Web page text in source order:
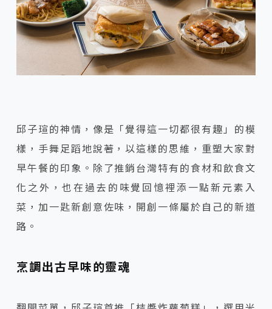
邱子瑄的神情，像是「覺得這一切都很有趣」的模
樣，手舞足蹈地說著，以這樣的思維，重塑大家對
早午餐的印象。除了推銷台灣特有的食材和飲食文
化之外，也在過去的味覺回憶裡添一點新元素入
菜，加一匙新創意佐味，開創一條屬於自己的新道
路。
烹調出古早味的靈魂